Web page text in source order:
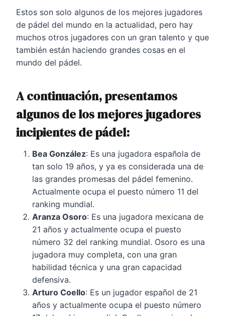
Estos son solo algunos de los mejores jugadores
de pádel del mundo en la actualidad, pero hay
muchos otros jugadores con un gran talento y que
también están haciendo grandes cosas en el
mundo del pádel.
A continuación, presentamos
algunos de los mejoresjugadores
incipientes de pádel:
Bea González: Es una jugadora española de
tan solo 19 años, y ya es considerada una de
las grandes promesas del pádel femenino.
Actualmente ocupa el puesto número 11 del
ranking mundial.
Aranza Osoro: Es una jugadora mexicana de
21 años y actualmente ocupa el puesto
número 32 del ranking mundial. Osoro es una
jugadora muy completa, con una gran
habilidad técnica y una gran capacidad
defensiva.
Arturo Coello: Es un jugador español de 21
años y actualmente ocupa el puesto número